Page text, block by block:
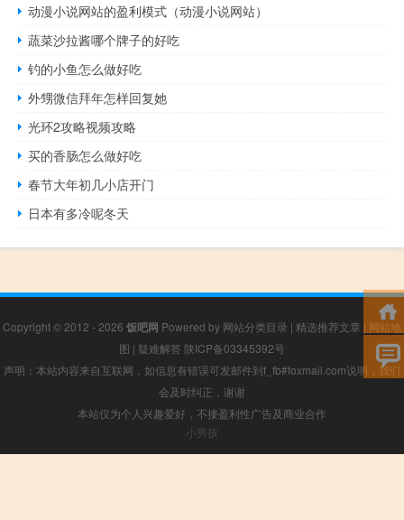
动漫小说网站的盈利模式（动漫小说网站）
蔬菜沙拉酱哪个牌子的好吃
钓的小鱼怎么做好吃
外甥微信拜年怎样回复她
光环2攻略视频攻略
买的香肠怎么做好吃
春节大年初几小店开门
日本有多冷呢冬天
Copyright © 2012 - 2026 饭吧网 Powered by 网站分类目录 | 精选推荐文章 | 网站地
图 | 疑难解答 陕ICP备03345392号
声明：本站内容来自互联网，如信息有错误可发邮件到f_fb#foxmail.com说明，我们
会及时纠正，谢谢
本站仅为个人兴趣爱好，不接盈利性广告及商业合作
小男孩